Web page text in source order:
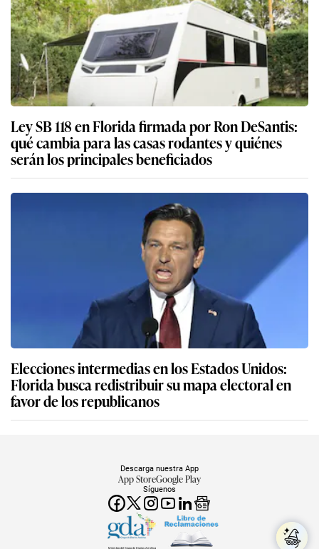
Ley SB 118 en Florida firmada por Ron DeSantis:
qué cambia para las casas rodantes y quiénes
serán los principales beneficiados
Elecciones intermedias en los Estados Unidos:
Florida busca redistribuir su mapa electoral en
favor de los republicanos
Síguenos
Descarga nuestra App
App StoreGoogle Play
Miembro del Grupo de Diarios América